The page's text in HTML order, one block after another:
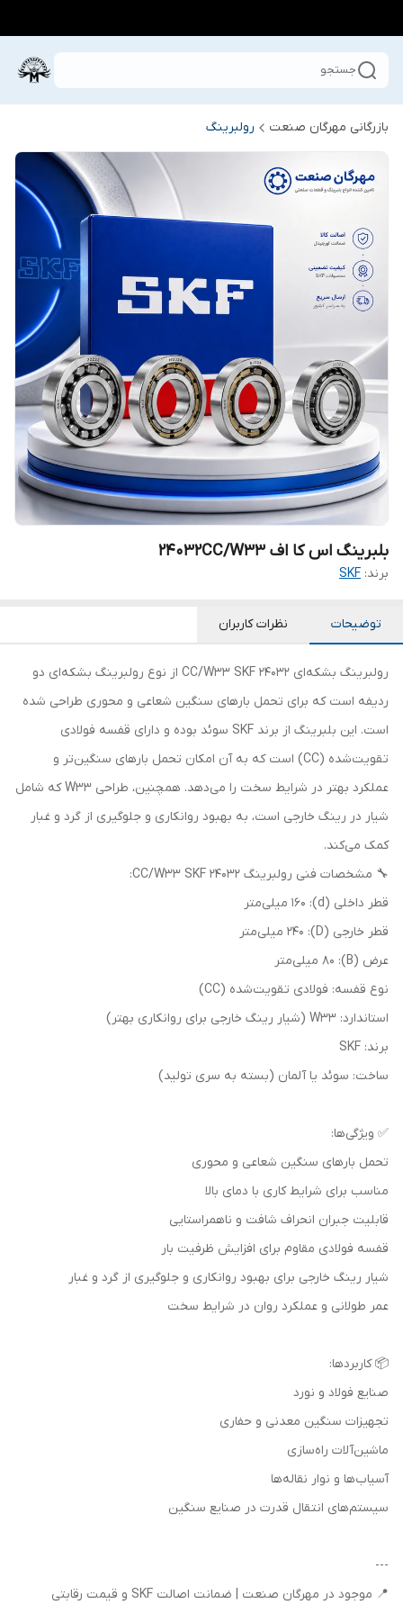
جستجو
بازرگانی مهرگان صنعت رولبرینگ
بلبرینگ اس کا اف 24032CC/W33
برند: SKF
توضیحات نظرات کاربران
رولبرینگ بشکه‌ای 24032 CC/W33 SKF از نوع رولبرینگ بشکه‌ای دو
ردیفه است که برای تحمل بارهای سنگین شعاعی و محوری طراحی شده
است. این بلبرینگ از برند SKF سوئد بوده و دارای قفسه فولادی
تقویت‌شده (CC) است که به آن امکان تحمل بارهای سنگین‌تر و
عملکرد بهتر در شرایط سخت را می‌دهد. همچنین، طراحی W33 که شامل
شیار در رینگ خارجی است، به بهبود روانکاری و جلوگیری از گرد و غبار
کمک می‌کند.
🔧 مشخصات فنی رولبرینگ 24032 CC/W33 SKF:
قطر داخلی (d): 160 میلی‌متر
قطر خارجی (D): 240 میلی‌متر
عرض (B): 80 میلی‌متر
نوع قفسه: فولادی تقویت‌شده (CC)
استاندارد: W33 (شیار رینگ خارجی برای روانکاری بهتر)
برند: SKF
ساخت: سوئد یا آلمان (بسته به سری تولید)
✅ ویژگی‌ها:
تحمل بارهای سنگین شعاعی و محوری
مناسب برای شرایط کاری با دمای بالا
قابلیت جبران انحراف شافت و ناهمراستایی
قفسه فولادی مقاوم برای افزایش ظرفیت بار
شیار رینگ خارجی برای بهبود روانکاری و جلوگیری از گرد و غبار
عمر طولانی و عملکرد روان در شرایط سخت
📦 کاربردها:
صنایع فولاد و نورد
تجهیزات سنگین معدنی و حفاری
ماشین‌آلات راه‌سازی
آسیاب‌ها و نوار نقاله‌ها
سیستم‌های انتقال قدرت در صنایع سنگین
---
📍 موجود در مهرگان صنعت | ضمانت اصالت SKF و قیمت رقابتی